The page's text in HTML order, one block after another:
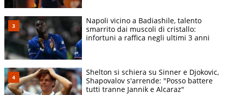
Napoli vicino a Badiashile, talento
smarrito dai muscoli di cristallo:
infortuni a raffica negli ultimi 3 anni
Shelton si schiera su Sinner e Djokovic,
Shapovalov s'arrende: "Posso battere
tutti tranne Jannik e Alcaraz"